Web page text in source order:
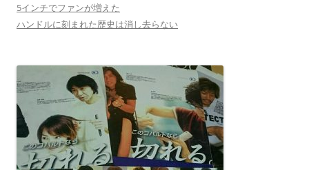
5インチでファンが増えた
ハンドルに刻まれた歴史は消し去らない